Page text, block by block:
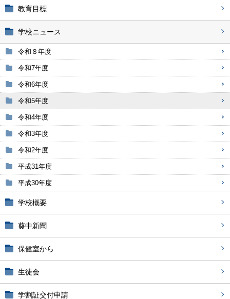
教育目標
学校ニュース
令和８年度
令和7年度
令和6年度
令和5年度
令和4年度
令和3年度
令和2年度
平成31年度
平成30年度
学校概要
葵中新聞
保健室から
生徒会
学割証交付申請